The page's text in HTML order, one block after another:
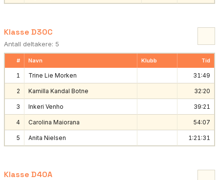
Klasse D30C
Antall deltakere: 5
# Navn Klubb Tid
1 Trine Lie Morken 31:49
2 Kamilla Kandal Botne 32:20
3 Inkeri Venho 39:21
4 Carolina Maiorana 54:07
5 Anita Nielsen 1:21:31
Klasse D40A